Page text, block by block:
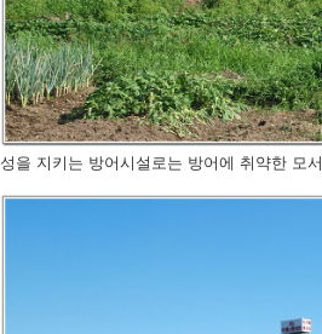
성을 지키는 방어시설로는 방어에 취약한 모